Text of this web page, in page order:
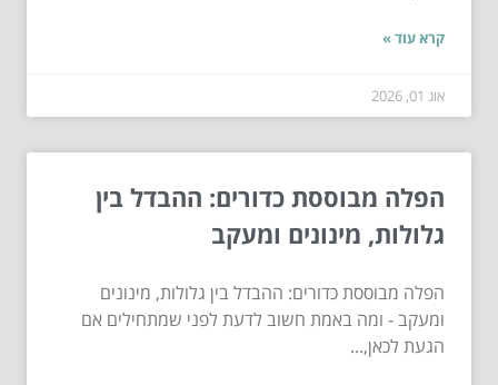
קרא עוד »
אוג 01, 2026
הפלה מבוססת כדורים: ההבדל בין
גלולות, מינונים ומעקב
הפלה מבוססת כדורים: ההבדל בין גלולות, מינונים
ומעקב - ומה באמת חשוב לדעת לפני שמתחילים אם
הגעת לכאן,...